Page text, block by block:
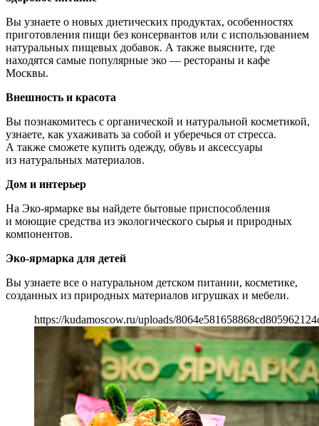
Вы узнаете о новых диетических продуктах, особенностях
приготовления пищи без консервантов или с использованием
натуральных пищевых добавок. А также выясните, где
находятся самые популярные эко — рестораны и кафе
Москвы.
Внешность и красота
Вы познакомитесь с органической и натуральной косметикой,
узнаете, как ухаживать за собой и уберечься от стресса.
А также сможете купить одежду, обувь и аксессуары
из натуральных материалов.
Дом и интерьер
На Эко-ярмарке вы найдете бытовые приспособления
и моющие средства из экологического сырья и природных
компонентов.
Эко-ярмарка для детей
Вы узнаете все о натуральном детском питании, косметике,
созданных из природных материалов игрушках и мебели.
https://kudamoscow.ru/uploads/